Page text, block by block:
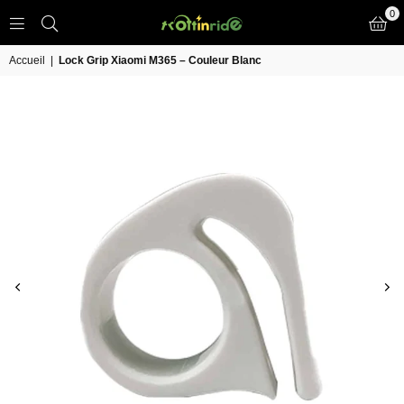
IN
0
Accueil Lock Grip Xiaomi M365 – Couleur Blanc